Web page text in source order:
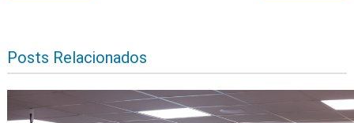
Posts Relacionados